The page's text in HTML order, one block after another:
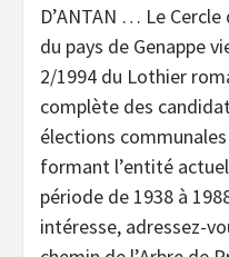
D’ANTAN … Le
du pays de Genappe
2/1994 du Lothier
complète des
élections
formant l’entité
période de 1938 à
intéresse, adressez-